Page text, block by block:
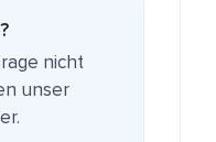
nicht
unser